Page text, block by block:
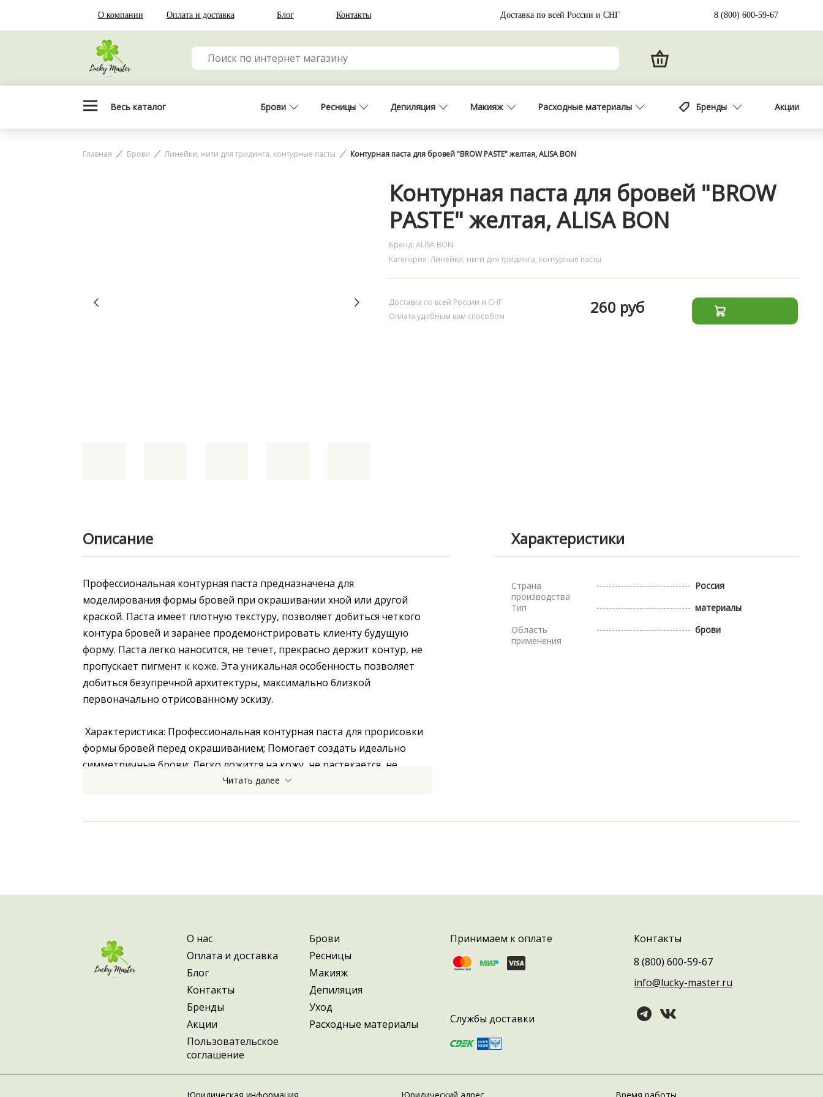
Главная Брови Линейки, нити для тридинга, контурные пасты Контурная паста для бровей "BROW PASTE" желтая, ALISA BON
Контурная паста для бровей "BROW
PASTE" желтая, ALISA BON
Бренд: ALISA BON
Категория: Линейки, нити для тридинга, контурные пасты
Доставка по всей России и СНГ
Оплата удобным вам способом
260 руб
Описание Характеристики
Профессиональная контурная паста предназначена для
моделирования формы бровей при окрашивании хной или другой
краской. Паста имеет плотную текстуру, позволяет добиться четкого
контура бровей и заранее продемонстрировать клиенту будущую
форму. Паста легко наносится, не течет, прекрасно держит контур, не
пропускает пигмент к коже. Эта уникальная особенность позволяет
добиться безупречной архитектуры, максимально близкой
первоначально отрисованному эскизу.
формы бровей перед окрашиванием; Помогает создать идеально
симметричные брови; Легко ложится на кожу, не растекается, не
стягивает; Защищает кожу, которая не должна быть окрашена.
Состав: Petrolatum, Lanolin, Titanium Dioxide, Ceresin, Paraffinum,
Читать далее
Страна
производства
Россия
Тип
материалы
Область
применения
брови
О компании Оплата и доставка Блог Контакты Доставка по всей России и СНГ 8 (800) 600-59-67
Весь каталог Брови Ресницы Депиляция Макияж Расходные материалы Бренды Акции
О нас
Оплата и доставка
Блог
Контакты
Бренды
Акции
Пользовательское
соглашение
Брови
Ресницы
Макияж
Депиляция
Уход
Расходные материалы
Принимаем к оплате
Службы доставки
Контакты
8 (800) 600-59-67
info@lucky-master.ru